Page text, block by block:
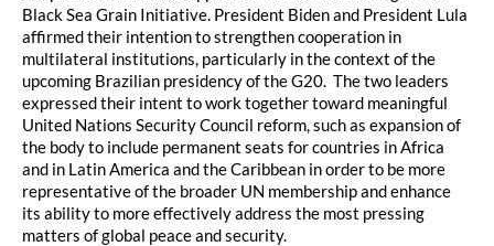
Black Sea Grain Initiative. President Biden and President Lula
affirmed their intention to strengthen cooperation in
multilateral institutions, particularly in the context of the
upcoming Brazilian presidency of the G20. The two leaders
expressed their intent to work together toward meaningful
United Nations Security Council reform, such as expansion of
the body to include permanent seats for countries in Africa
and in Latin America and the Caribbean in order to be more
representative of the broader UN membership and enhance
its ability to more effectively address the most pressing
matters of global peace and security.